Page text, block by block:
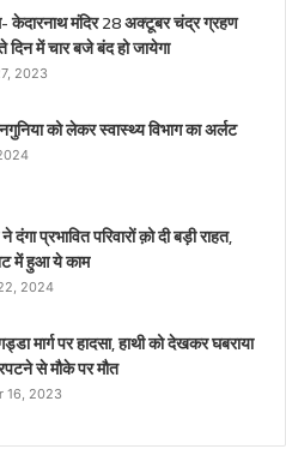
केदारनाथ मंदिर 28 अक्टूबर चंद्र ग्रहण
में चार बजे बंद हो जायेगा
2023
को लेकर स्वास्थ्य विभाग का अर्लट
प्रभावित परिवारों क़ो दी बड़ी राहत,
में हुआ ये काम
2024
मार्ग पर हादसा, हाथी को देखकर घबराया
से मौके पर मौत
16, 2023